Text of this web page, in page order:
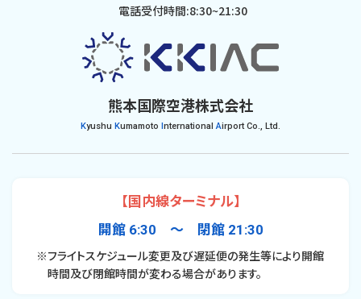
電話受付時間:8:30~21:30
熊本国際空港株式会社
Kyushu Kumamoto InternationalAirport Co., Ltd.
【国内線ターミナル】
開館 6:30 〜 閉館 21:30
※フライトスケジュール変更及び遅延便の発生等により開館
時間及び閉館時間が変わる場合があります。